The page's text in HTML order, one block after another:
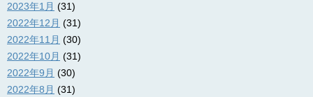
2023年1月 (31)
2022年12月 (31)
2022年11月 (30)
2022年10月 (31)
2022年9月 (30)
2022年8月 (31)